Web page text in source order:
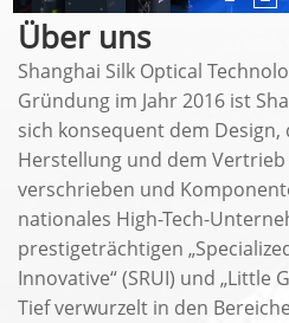
Über uns
Shanghai Silk Optical
Gründung im Jahr 2016 ist
sich konsequent dem
Herstellung und dem
verschrieben und
nationales High-Tech-
prestigeträchtigen
Innovative“ (SRUI) und „Little
Tief verwurzelt in den